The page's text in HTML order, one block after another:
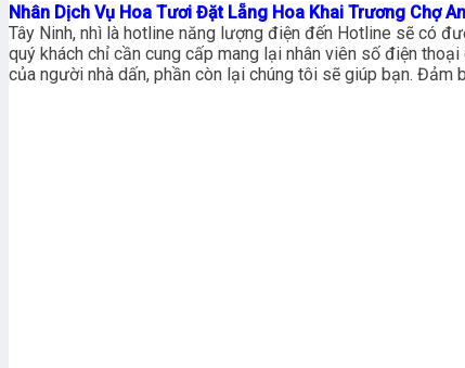
Nhân Dịch Vụ Hoa Tươi Đặt Lẵng Hoa Khai Trương Chợ
Tây Ninh, nhì là hotline năng lượng điện đến Hotline sẽ có
quý khách chỉ cần cung cấp mang lại nhân viên số điện
của người nhà dấn, phần còn lại chúng tôi sẽ giúp bạn.